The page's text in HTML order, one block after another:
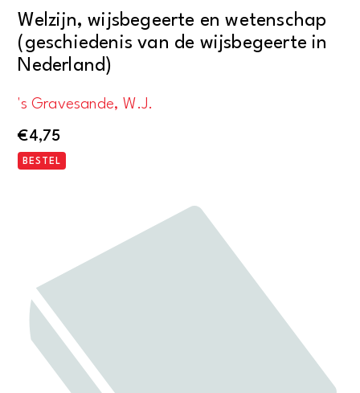
Welzijn, wijsbegeerte en wetenschap
(geschiedenis van de wijsbegeerte in
Nederland)
's Gravesande, W.J.
€4,75
BESTEL